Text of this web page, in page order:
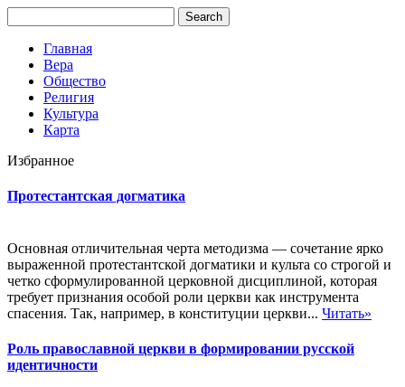
Главная
Вера
Общество
Религия
Культура
Карта
Избранное
Протестантская догматика
Основная отличительная черта методизма — сочетание ярко
выраженной протестантской догматики и культа со строгой и
четко сформулированной церковной дисциплиной, которая
требует признания особой роли церкви как инструмента
спасения. Так, например, в конституции церкви... Читать»
Роль православной церкви в формировании русской
идентичности